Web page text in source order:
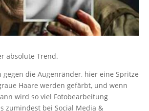
absolute Trend.
gegen die Augenränder, hier eine Spritze
Haare werden gefärbt, und wenn
wird so viel Fotobearbeitung
zumindest bei Social Media &